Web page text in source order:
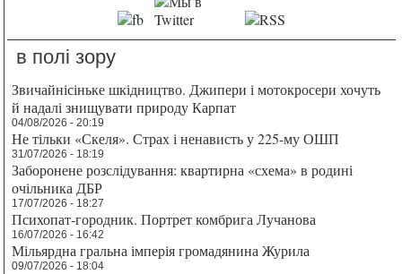
в полі зору
Звичайнісіньке шкідництво. Джипери і мотокросери хочуть
й надалі знищувати природу Карпат
04/08/2026 - 20:19
Не тільки «Скеля». Страх і ненависть у 225-му ОШП
31/07/2026 - 18:19
Заборонене розслідування: квартирна «схема» в родині
очільника ДБР
17/07/2026 - 18:27
Психопат-городник. Портрет комбрига Лучанова
16/07/2026 - 16:42
Мільярдна гральна імперія громадянина Журила
09/07/2026 - 18:04